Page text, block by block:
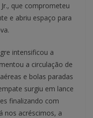
que comprometeu
e abriu espaço para
intensificou a
a circulação de
e bolas paradas
surgiu em lance
finalizando com
nos acréscimos, a